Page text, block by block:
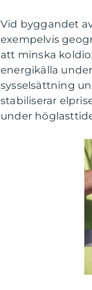
Vid byggandet
exempelvis
att minska
energikälla
sysselsättning
stabiliserar
under